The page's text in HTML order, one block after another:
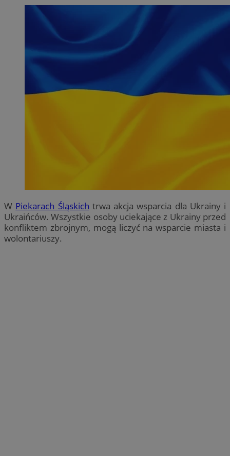
W Piekarach Śląskich trwa akcja wsparcia dla Ukrainy i
Ukraińców. Wszystkie osoby uciekające z Ukrainy przed
konfliktem zbrojnym, mogą liczyć na wsparcie miasta i
wolontariuszy.